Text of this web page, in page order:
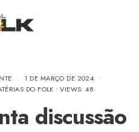
• 1 DE MARÇO DE 2024 •
DO FOLK •VIEWS: 48
discussão